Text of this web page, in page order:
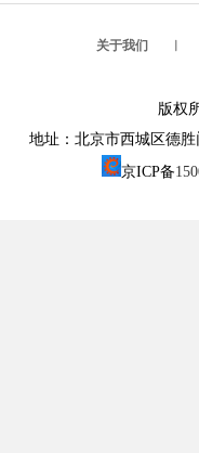
关于我们
版权
地址：北京市西城区德
京ICP备